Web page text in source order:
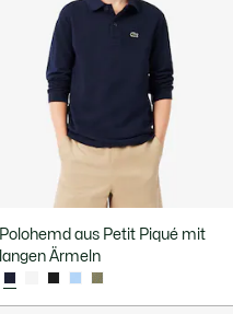
Polohemd aus Petit Piqué mit
langen Ärmeln